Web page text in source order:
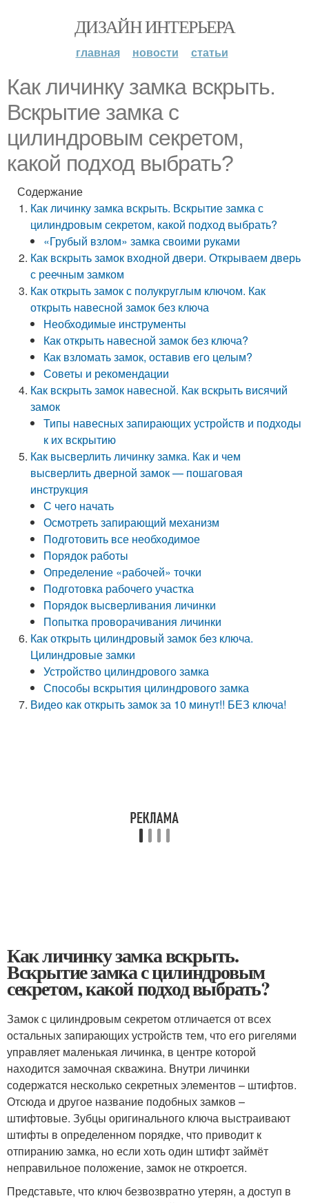
ДИЗАЙН ИНТЕРЬЕРА
главная новости статьи
Как личинку замка вскрыть.
Вскрытие замка с
цилиндровым секретом,
какой подход выбрать?
Содержание
Как личинку замка вскрыть. Вскрытие замка с
цилиндровым секретом, какой подход выбрать?
«Грубый взлом» замка своими руками
Как вскрыть замок входной двери. Открываем дверь
с реечным замком
Как открыть замок с полукруглым ключом. Как
открыть навесной замок без ключа
Необходимые инструменты
Как открыть навесной замок без ключа?
Как взломать замок, оставив его целым?
Советы и рекомендации
Как вскрыть замок навесной. Как вскрыть висячий
замок
Типы навесных запирающих устройств и подходы
к их вскрытию
Как высверлить личинку замка. Как и чем
высверлить дверной замок — пошаговая
инструкция
С чего начать
Осмотреть запирающий механизм
Подготовить все необходимое
Порядок работы
Определение «рабочей» точки
Подготовка рабочего участка
Порядок высверливания личинки
Попытка проворачивания личинки
Как открыть цилиндровый замок без ключа.
Цилиндровые замки
Устройство цилиндрового замка
Способы вскрытия цилиндрового замка
Видео как открыть замок за 10 минут!! БЕЗ ключа!
Как личинку замка вскрыть.
Вскрытие замка с цилиндровым
секретом, какой подход выбрать?
Замок с цилиндровым секретом отличается от всех
остальных запирающих устройств тем, что его ригелями
управляет маленькая личинка, в центре которой
находится замочная скважина. Внутри личинки
содержатся несколько секретных элементов – штифтов.
Отсюда и другое название подобных замков –
штифтовые. Зубцы оригинального ключа выстраивают
штифты в определенном порядке, что приводит к
отпиранию замка, но если хоть один штифт займёт
неправильное положение, замок не откроется.
Представьте, что ключ безвозвратно утерян, а доступ в